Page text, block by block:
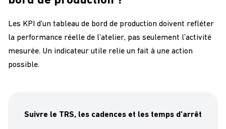
Les KPI d’un tableau de bord de production doivent refléter
la performance réelle de l’atelier, pas seulement l’activité
mesurée. Un indicateur utile relie un fait à une action
possible.
Suivre le TRS, les cadences et les temps d’arrêt